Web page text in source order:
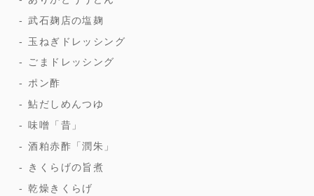
武石麹店の塩麹
玉ねぎドレッシング
ごまドレッシング
ポン酢
鮎だしめんつゆ
味噌「昔」
酒粕赤酢「潤朱」
きくらげの旨煮
乾燥きくらげ